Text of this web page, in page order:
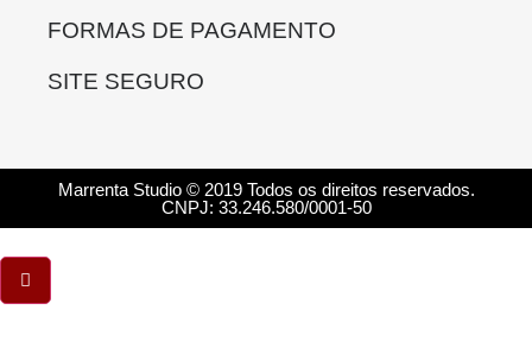
FORMAS DE PAGAMENTO
SITE SEGURO
Marrenta Studio © 2019 Todos os direitos reservados.
CNPJ: 33.246.580/0001-50